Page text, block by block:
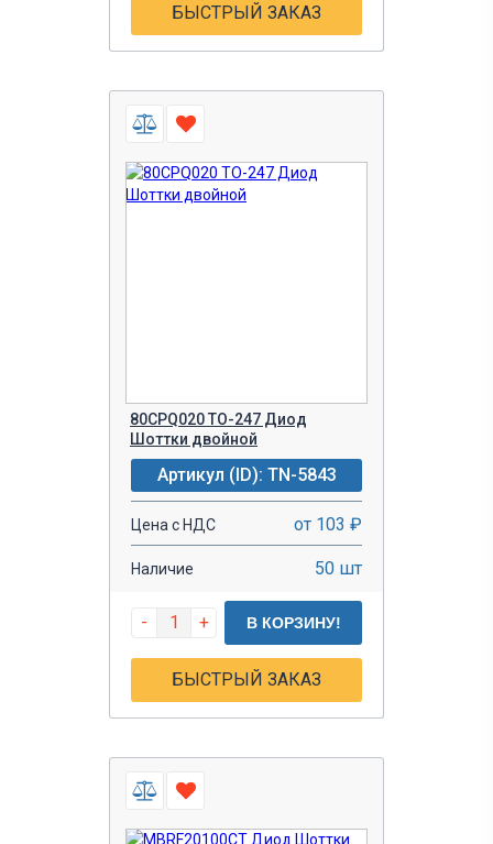
БЫСТРЫЙ ЗАКАЗ
80CPQ020 TO-247 Диод
Шоттки двойной
Артикул (ID): TN-5843
Цена с НДС от 103 ₽
Наличие 50 шт
- + В КОРЗИНУ!
БЫСТРЫЙ ЗАКАЗ